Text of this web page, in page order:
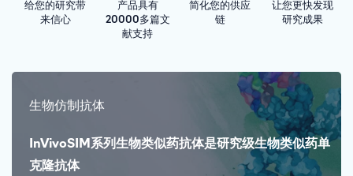
给您的研究带
来信心
产品具有
20000多篇文
献支持
简化您的供应
链
让您更快发现
研究成果
生物仿制抗体
InVivoSIM系列生物类似药抗体是研究级生物类似药单
克隆抗体